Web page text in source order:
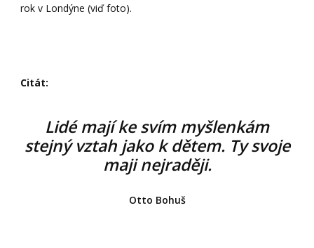
rok v Londýne (viď foto).
Citát:
Lidé mají ke svím myšlenkám
stejný vztah jako k dětem. Ty svoje
maji nejraději.
Otto Bohuš